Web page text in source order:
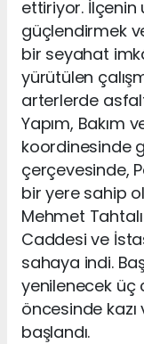
ettiriyor. İlçenin
güçlendirmek
bir seyahat
yürütülen
arterlerde asfalt
Yapım, Bakım
koordinesinde
çerçevesinde,
bir yere sahip
Mehmet
Caddesi ve
sahaya indi.
yenilenecek
öncesinde kazı
başlandı.